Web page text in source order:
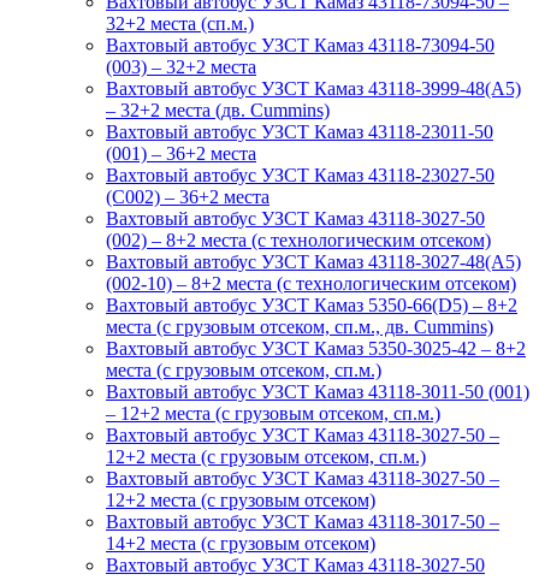
32+2 места (сп.м.)
Вахтовый автобус УЗСТ Камаз 43118-73094-50
(003) – 32+2 места
Вахтовый автобус УЗСТ Камаз 43118-3999-48(А5)
– 32+2 места (дв. Cummins)
Вахтовый автобус УЗСТ Камаз 43118-23011-50
(001) – 36+2 места
Вахтовый автобус УЗСТ Камаз 43118-23027-50
(С002) – 36+2 места
Вахтовый автобус УЗСТ Камаз 43118-3027-50
(002) – 8+2 места (с технологическим отсеком)
Вахтовый автобус УЗСТ Камаз 43118-3027-48(A5)
(002-10) – 8+2 места (с технологическим отсеком)
Вахтовый автобус УЗСТ Камаз 5350-66(D5) – 8+2
места (с грузовым отсеком, сп.м., дв. Cummins)
Вахтовый автобус УЗСТ Камаз 5350-3025-42 – 8+2
места (с грузовым отсеком, сп.м.)
Вахтовый автобус УЗСТ Камаз 43118-3011-50 (001)
– 12+2 места (с грузовым отсеком, сп.м.)
Вахтовый автобус УЗСТ Камаз 43118-3027-50 –
12+2 места (с грузовым отсеком, сп.м.)
Вахтовый автобус УЗСТ Камаз 43118-3027-50 –
12+2 места (с грузовым отсеком)
Вахтовый автобус УЗСТ Камаз 43118-3017-50 –
14+2 места (с грузовым отсеком)
Вахтовый автобус УЗСТ Камаз 43118-3027-50